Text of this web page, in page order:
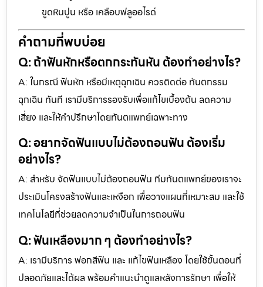
ขูดหินปูน หรือ เคลือบฟลูออไรด์
คำถามที่พบบ่อย
Q: ถ้าฟันหักหรือตกกระทันหัน ต้องทำอย่างไร?
A: ในกรณี ฟันหัก หรือมีเหตุฉุกเฉิน ควรติดต่อ ทันตกรรม
ฉุกเฉิน ทันที เรามีบริการรองรับเพื่อแก้ไขเบื้องต้น ลดความ
เสี่ยง และให้คำปรึกษาโดยทันตแพทย์เฉพาะทาง
Q: อยากจัดฟันแบบไม่ต้องถอนฟัน ต้องเริ่ม
อย่างไร?
A: สำหรับ จัดฟันแบบไม่ต้องถอนฟัน ทีมทันตแพทย์ของเราจะ
ประเมินโครงสร้างฟันและเหงือก เพื่อวางแผนที่เหมาะสม และใช้
เทคโนโลยีที่ช่วยลดความจำเป็นในการถอนฟัน
Q: ฟันเหลืองมาก ๆ ต้องทำอย่างไร?
A: เรามีบริการ ฟอกสีฟัน และ แก้ไขฟันเหลือง โดยใช้ขั้นตอนที่
ปลอดภัยและได้ผล พร้อมคำแนะนำดูแลหลังการรักษา เพื่อให้